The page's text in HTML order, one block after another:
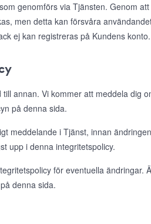
genomförs via Tjänsten. Genom
men detta kan försvåra
ej kan registreras på Kundens konto.
annan. Vi kommer att meddela dig
på denna sida.
meddelande i Tjänst, innan
upp i denna integritetspolicy.
för eventuella ändringar.
denna sida.